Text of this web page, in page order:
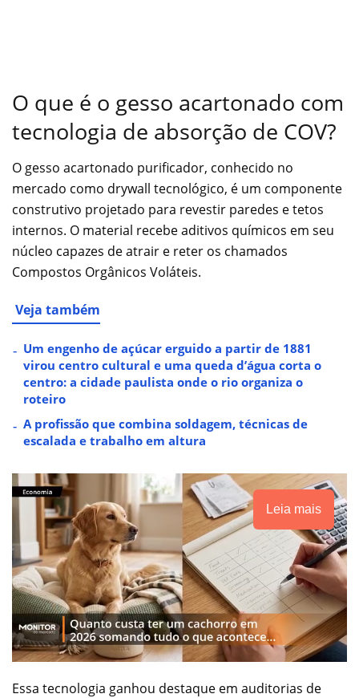
O que é o gesso acartonado com
tecnologia de absorção de COV?
O gesso acartonado purificador, conhecido no
mercado como drywall tecnológico, é um componente
construtivo projetado para revestir paredes e tetos
internos. O material recebe aditivos químicos em seu
núcleo capazes de atrair e reter os chamados
Compostos Orgânicos Voláteis.
Veja também
Um engenho de açúcar erguido a partir de 1881
virou centro cultural e uma queda d’água corta o
centro: a cidade paulista onde o rio organiza o
roteiro
A profissão que combina soldagem, técnicas de
escalada e trabalho em altura
Leia mais
Essa tecnologia ganhou destaque em auditorias de